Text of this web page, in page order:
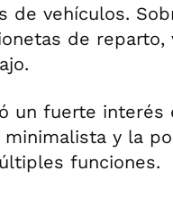
de vehículos.
de reparto,
un fuerte
minimalista y la
funciones.